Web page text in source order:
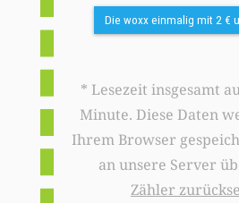
Die woxx einmalig mit 2 €
* Lesezeit insgesamt
Minute. Diese Daten
Ihrem Browser
an unsere Server
Zähler